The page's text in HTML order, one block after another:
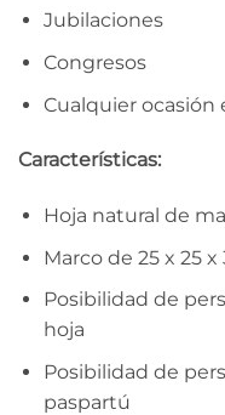
Jubilaciones
Congresos
Cualquier ocasión
Características:
Hoja natural de
Marco de 25 x 25
Posibilidad de
hoja
Posibilidad de
paspartú